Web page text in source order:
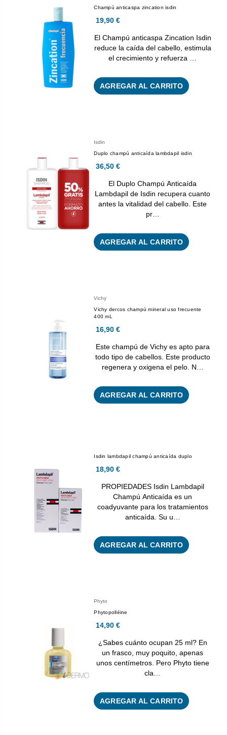
Champú anticaspa zincation isdin
19,90 €
El Champú anticaspa Zincation Isdin
reduce la caída del cabello, estimula
el crecimiento y refuerza …
AGREGAR AL CARRITO
Isdin
Duplo champú anticaída lambdapil isdin
36,50 €
El Duplo Champú Anticaída
Lambdapil de Isdin recupera cuanto
antes la vitalidad del cabello. Este
pr…
AGREGAR AL CARRITO
Vichy
Vichy dercos champú mineral uso frecuente
400 mL
16,90 €
Este champú de Vichy es apto para
todo tipo de cabellos. Este producto
regenera y oxigena el pelo. N…
AGREGAR AL CARRITO
Isdin lambdapil champú anticaída duplo
18,90 €
PROPIEDADES Isdin Lambdapil
Champú Anticaída es un
coadyuvante para los tratamientos
anticaída. Su u…
AGREGAR AL CARRITO
Phyto
Phytopolléine
14,90 €
¿Sabes cuánto ocupan 25 ml? En
un frasco, muy poquito, apenas
unos centímetros. Pero Phyto tiene
cla…
AGREGAR AL CARRITO